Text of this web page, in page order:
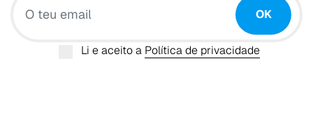
OK
Li e aceito a Política de privacidade